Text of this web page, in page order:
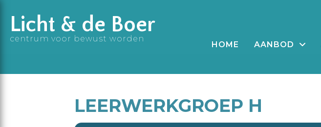
Licht & de Boer
centrum voor bewust worden
HOME AANBOD
LEERWERKGROEP H